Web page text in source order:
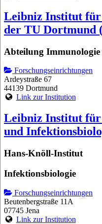
Leibniz Institut für
der TU Dortmund
Abteilung Immunologie
Forschungseinrichtungen
Ardeystraße 67
44139 Dortmund
Link zur Institution
Leibniz Institut
und
Hans-Knöll-Institut
Infektionsbiologie
Forschungseinrichtungen
Beutenbergstraße 11A
07745 Jena
Link zur Institution